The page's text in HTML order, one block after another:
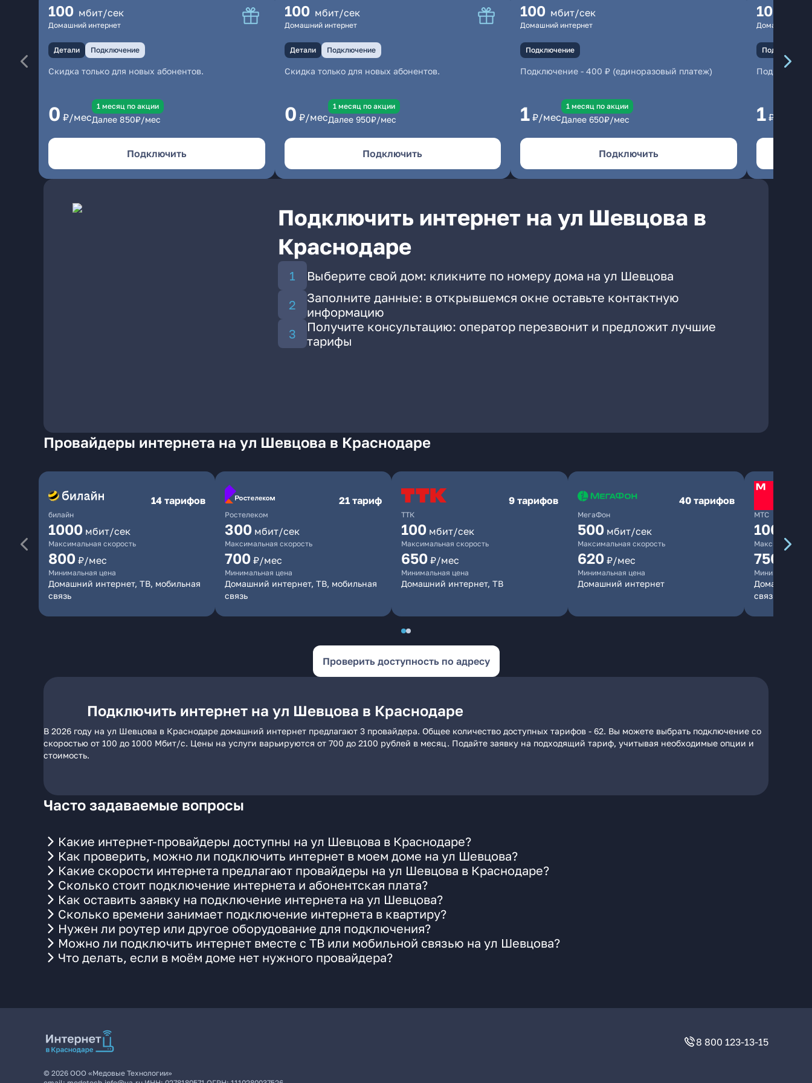
100 мбит/сек
Домашний интернет
Детали Подключение
Скидка только для новых абонентов.
0 ₽/мес
1 месяц по акции
Далее 850₽/мес
Подключить
100 мбит/сек
Домашний интернет
Детали Подключение
Скидка только для новых абонентов.
0 ₽/мес
1 месяц по акции
Далее 950₽/мес
Подключить
100 мбит/сек
Домашний интернет
Подключение
Подключение - 400 ₽ (единоразовый платеж)
1 ₽/мес
1 месяц по акции
Далее 650₽/мес
Подключить
100
Домашний
Подключение
1 ₽/мес
Подключить интернет на ул Шевцова в
Краснодаре
Выберите свой дом: кликните по номеру дома на ул Шевцова
Заполните данные: в открывшемся окне оставьте контактную
информацию
Получите консультацию: оператор перезвонит и предложит лучшие
тарифы
Провайдеры интернета на ул Шевцова в Краснодаре
билайн
14 тарифов
1000 мбит/сек
Максимальная скорость
800 ₽/мес
Минимальная цена
Домашний интернет, ТВ, мобильная
связь
Ростелеком
21 тариф
300 мбит/сек
Максимальная скорость
700 ₽/мес
Минимальная цена
Домашний интернет, ТВ, мобильная
связь
ТТК
9 тарифов
100 мбит/сек
Максимальная скорость
650 ₽/мес
Минимальная цена
Домашний интернет, ТВ
МегаФон
40 тарифов
500 мбит/сек
Максимальная скорость
620 ₽/мес
Минимальная цена
Домашний интернет
МТС
1000
Максимальная
750
Минимальная
Домашний
связь
Проверить доступность по адресу
Подключить интернет на ул Шевцова в Краснодаре
В 2026 году на ул Шевцова в Краснодаре домашний интернет предлагают 3 провайдера. Общее количество доступных тарифов - 62. Вы можете выбрать подключение со
скоростью от 100 до 1000 Мбит/с. Цены на услуги варьируются от 700 до 2100 рублей в месяц. Подайте заявку на подходящий тариф, учитывая необходимые опции и
стоимость.
Часто задаваемые вопросы
Какие интернет-провайдеры доступны на ул Шевцова в Краснодаре?
Как проверить, можно ли подключить интернет в моем доме на ул Шевцова?
Какие скорости интернета предлагают провайдеры на ул Шевцова в Краснодаре?
Сколько стоит подключение интернета и абонентская плата?
Как оставить заявку на подключение интернета на ул Шевцова?
Сколько времени занимает подключение интернета в квартиру?
Нужен ли роутер или другое оборудование для подключения?
Можно ли подключить интернет вместе с ТВ или мобильной связью на ул Шевцова?
Что делать, если в моём доме нет нужного провайдера?
8 800 123-13-15
© 2026 ООО «Медовые Технологии»